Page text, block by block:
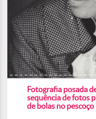
Fotografia posada
sequência de fotos
de bolas no pescoço